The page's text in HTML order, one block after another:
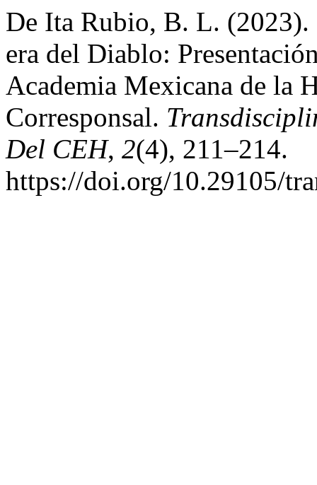
De Ita Rubio, B. L. (2023).
era del Diablo:
Academia Mexicana de la
Corresponsal.
Del CEH, 2(4), 211–214.
https://doi.org/10.29105/